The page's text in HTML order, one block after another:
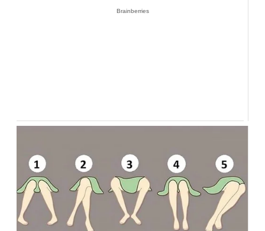
Brainberries